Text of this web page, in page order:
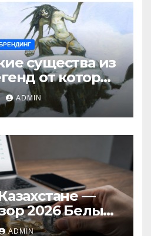
существа из
от которых
ADMIN
—
2026 Белый
ADMIN